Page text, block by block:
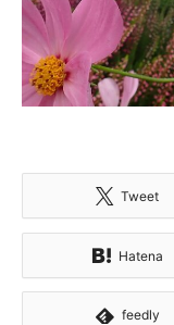
Tweet
Hatena
feedly